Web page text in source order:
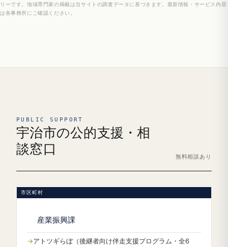
リーです。地域専門家の掲載は当サイトの調査データに基づきます。最新情報・サービス内容
は各事務所にご確認ください。
PUBLIC SUPPORT
宇治市の公的支援・相
談窓口
無料相談あり
市区町村
産業振興課
アトツギらぼ（後継者向け伴走支援プログラム・全6